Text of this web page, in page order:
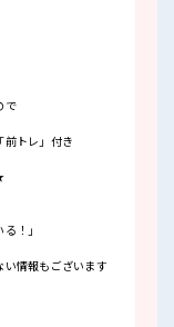
で
トレ」付き
！」
情報もございます